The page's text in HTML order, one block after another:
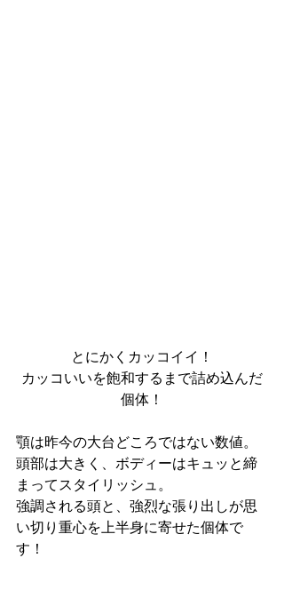
とにかくカッコイイ！
カッコいいを飽和するまで詰め込んだ
個体！
顎は昨今の大台どころではない数値。
頭部は大きく、ボディーはキュッと締
まってスタイリッシュ。
強調される頭と、強烈な張り出しが思
い切り重心を上半身に寄せた個体で
す！